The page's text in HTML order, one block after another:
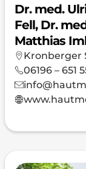
Dr. med.
Fell, Dr.
Matthias
Kronberger
06196 – 651